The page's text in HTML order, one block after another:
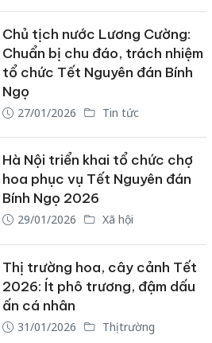
Chủ tịch nước Lương Cường:
Chuẩn bị chu đáo, trách nhiệm
tổ chức Tết Nguyên đán Bính
Ngọ
27/01/2026 Tin tức
Hà Nội triển khai tổ chức chợ
hoa phục vụ Tết Nguyên đán
Bính Ngọ 2026
29/01/2026 Xã hội
Thị trường hoa, cây cảnh Tết
2026: Ít phô trương, đậm dấu
ấn cá nhân
31/01/2026 Thị trường